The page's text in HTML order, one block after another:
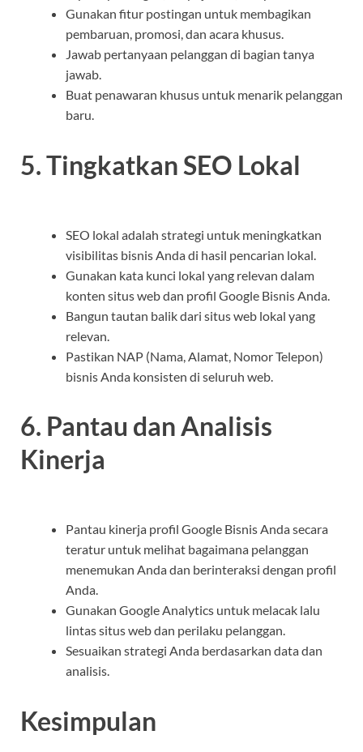
Gunakan fitur postingan untuk membagikan
pembaruan, promosi, dan acara khusus.
Jawab pertanyaan pelanggan di bagian tanya
jawab.
Buat penawaran khusus untuk menarik pelanggan
baru.
5. Tingkatkan SEO Lokal
SEO lokal adalah strategi untuk meningkatkan
visibilitas bisnis Anda di hasil pencarian lokal.
Gunakan kata kunci lokal yang relevan dalam
konten situs web dan profil Google Bisnis Anda.
Bangun tautan balik dari situs web lokal yang
relevan.
Pastikan NAP (Nama, Alamat, Nomor Telepon)
bisnis Anda konsisten di seluruh web.
6. Pantau dan Analisis
Kinerja
Pantau kinerja profil Google Bisnis Anda secara
teratur untuk melihat bagaimana pelanggan
menemukan Anda dan berinteraksi dengan profil
Anda.
Gunakan Google Analytics untuk melacak lalu
lintas situs web dan perilaku pelanggan.
Sesuaikan strategi Anda berdasarkan data dan
analisis.
Kesimpulan